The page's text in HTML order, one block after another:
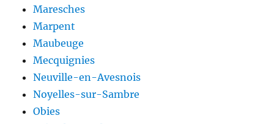
Maresches
Marpent
Maubeuge
Mecquignies
Neuville-en-Avesnois
Noyelles-sur-Sambre
Obies